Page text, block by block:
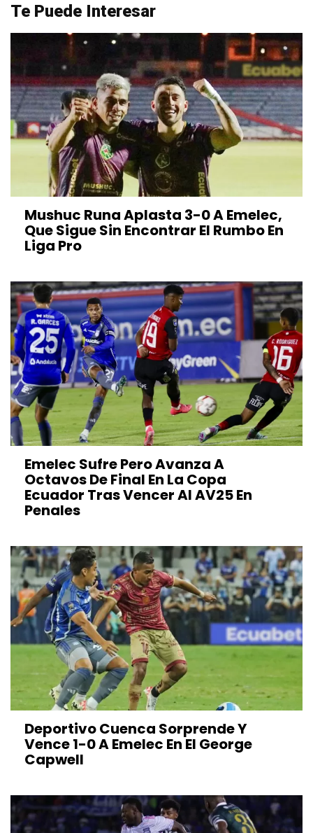
Te Puede Interesar
Mushuc Runa Aplasta 3-0 A Emelec,
Que Sigue Sin Encontrar El Rumbo En
Liga Pro
Emelec Sufre Pero Avanza A
Octavos De Final En La Copa
Ecuador Tras Vencer Al AV25 En
Penales
Deportivo Cuenca Sorprende Y
Vence 1-0 A Emelec En El George
Capwell